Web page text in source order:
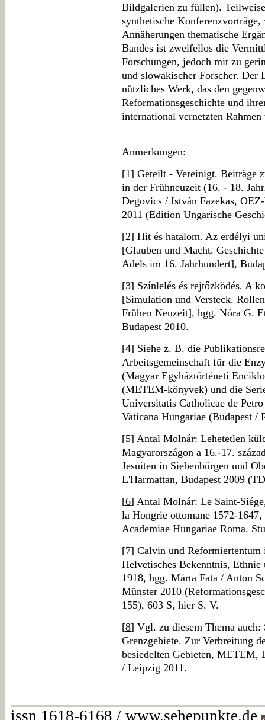
Bildgalerien zu füllen).
synthetische
Annäherungen thematische
Bandes ist zweifellos die
Forschungen, jedoch mit zu
und slowakischer Forscher. Der
nützliches Werk, das den
Reformationsgeschichte und
international vernetzten
Anmerkungen:
[1] Geteilt - Vereinigt. Beiträge
in der Frühneuzeit (16. - 18.
Degovics / István Fazekas,
2011 (Edition Ungarische
[2] Hit és hatalom. Az erdélyi
[Glauben und Macht.
Adels im 16. Jahrhundert],
[3] Színlelés és rejtőzködés. A
[Simulation und Versteck.
Frühen Neuzeit], hgg. Nóra G.
Budapest 2010.
[4] Siehe z. B. die
Arbeitsgemeinschaft für die
(Magyar Egyháztörténeti
(METEM-könyvek) und die
Universitatis Catholicae de
Vaticana Hungariae (Budapest /
[5] Antal Molnár: Lehetetlen
Magyarországon a 16.-17.
Jesuiten in Siebenbürgen und
L'Harmattan, Budapest 2009
[6] Antal Molnár: Le Saint-
la Hongrie ottomane 1572-
Academiae Hungariae Roma.
[7] Calvin und Reformiertentum
Helvetisches Bekenntnis,
1918, hgg. Márta Fata / Anton
Münster 2010
155), 603 S, hier S. V.
[8] Vgl. zu diesem Thema
Grenzgebiete. Zur Verbreitung
besiedelten Gebieten, METEM,
/ Leipzig 2011.
issn 1618-6168 / www.sehepunkte.de